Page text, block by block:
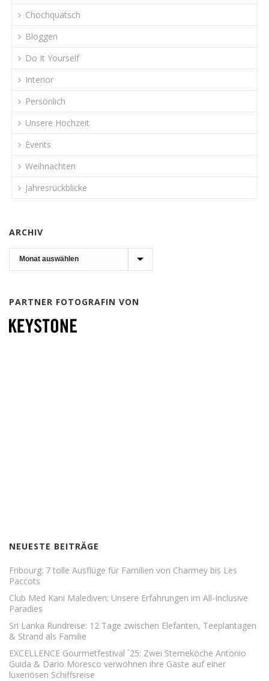
Chochquatsch
Bloggen
Do It Yourself
Interior
Persönlich
Unsere Hochzeit
Events
Weihnachten
Jahresrückblicke
ARCHIV
Archiv
PARTNER FOTOGRAFIN VON
NEUESTE BEITRÄGE
Fribourg: 7 tolle Ausflüge für Familien von Charmey bis Les
Paccots
Club Med Kani Malediven: Unsere Erfahrungen im All-Inclusive
Paradies
Sri Lanka Rundreise: 12 Tage zwischen Elefanten, Teeplantagen
& Strand als Familie
EXCELLENCE Gourmetfestival ´25: Zwei Sterneköche Antonio
Guida & Dario Moresco verwöhnen ihre Gäste auf einer
luxeriösen Schiffsreise